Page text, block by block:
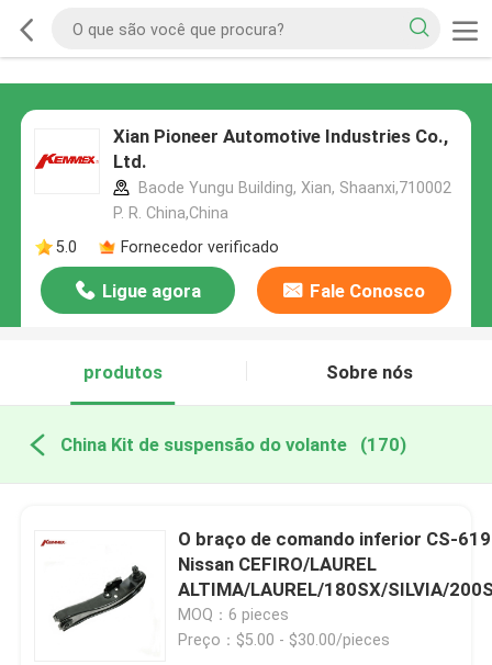
Xian Pioneer Automotive Industries Co.,
Ltd.
Baode Yungu Building, Xian, Shaanxi,710002
P. R. China,China
5.0
Fornecedor verificado
Ligue agora Fale Conosco
produtos Sobre nós
China Kit de suspensão do volante (170)
O braço de comando inferior CS-
Nissan CEFIRO/LAUREL
ALTIMA/LAUREL/180SX/SILVIA/
MOQ：6 pieces
Preço：$5.00 - $30.00/pieces